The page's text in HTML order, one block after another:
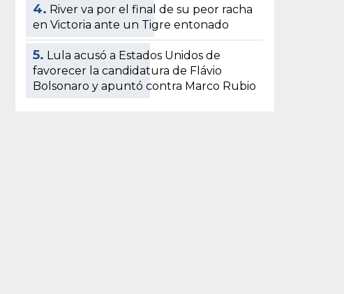
4. River va por el final de su peor racha
en Victoria ante un Tigre entonado
5. Lula acusó a Estados Unidos de
favorecer la candidatura de Flávio
Bolsonaro y apuntó contra Marco Rubio